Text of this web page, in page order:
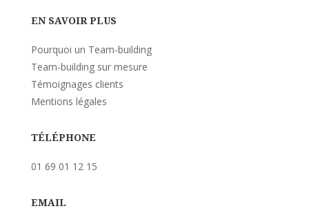
EN SAVOIR PLUS
Pourquoi un Team-building
Team-building sur mesure
Témoignages clients
Mentions légales
TÉLÉPHONE
01 69 01 12 15
EMAIL